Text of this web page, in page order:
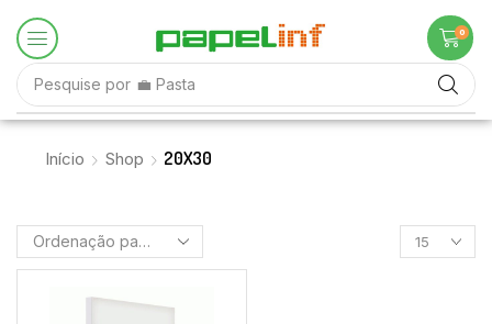
Pesquise por 💼 Pasta
0
Início Shop 20X30